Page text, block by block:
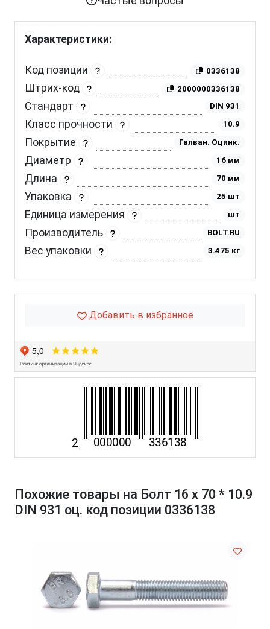
Характеристики:
Код позиции 0336138
Штрих-код 2000000336138
Стандарт DIN 931
Класс прочности 10.9
Покрытие Галван. Оцинк.
Диаметр 16 мм
Длина 70 мм
Упаковка 25 шт
Единица измерения шт
Производитель BOLT.RU
Вес упаковки 3.475 кг
Добавить в избранное
Похожие товары на Болт 16 х 70 * 10.9
DIN 931 оц. код позиции 0336138